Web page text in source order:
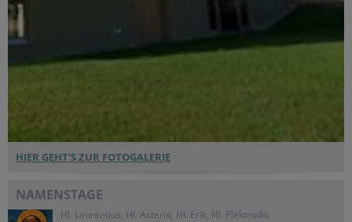
HIER GEHT'S ZUR FOTOGALERIE
NAMENSTAGE
Hl. Laurentius, Hl. Asteria, Hl. Erik, Hl. Plektrudis